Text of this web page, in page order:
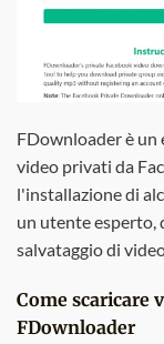
FDownloader è un
video privati da
l'installazione di
un utente esperto,
salvataggio di
Come scaricare
FDownloader